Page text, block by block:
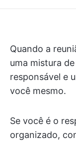
Quando a
uma mistura
responsável e
você mesmo.
Se você é o
organizado,